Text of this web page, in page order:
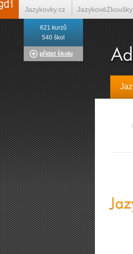
621 kurzů
540 škol
přidat školu
Jazykovky.cz
Italština on-line Tlumočení-